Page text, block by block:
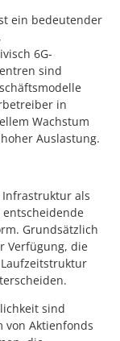
ein bedeutender
6G-
sind
in
Wachstum
Auslastung.
als
Grundsätzlich
Verfügung, die
sind
Aktienfonds